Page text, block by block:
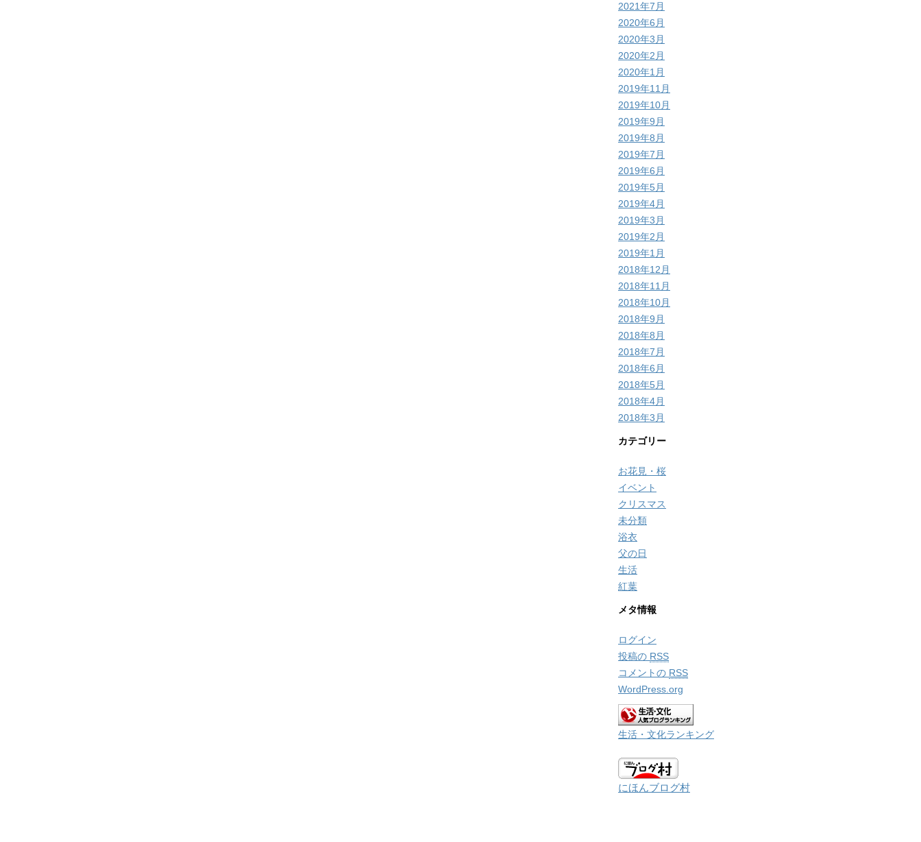
2021年7月
2020年6月
2020年3月
2020年2月
2020年1月
2019年11月
2019年10月
2019年9月
2019年8月
2019年7月
2019年6月
2019年5月
2019年4月
2019年3月
2019年2月
2019年1月
2018年12月
2018年11月
2018年10月
2018年9月
2018年8月
2018年7月
2018年6月
2018年5月
2018年4月
2018年3月
カテゴリー
お花見・桜
イベント
クリスマス
未分類
浴衣
父の日
生活
紅葉
メタ情報
ログイン
投稿の RSS
コメントの RSS
WordPress.org
生活・文化ランキング
にほんブログ村